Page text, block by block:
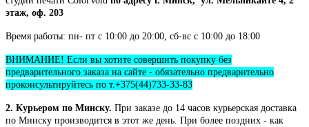
этаж, оф. 203
Время работы: пн- пт с 10:00 до 20:00, сб-вс с 10:00 до 18:00
ВНИМАНИЕ! Если вы хотите совершить покупку без
предварительного заказа на сайте - обязательно предварительно
проконсультируйтесь по т.+375(44)733-33-83
2. Курьером по Минску. При заказе до 14 часов курьерская доставка
по Минску производится в этот же день. При более поздних - как